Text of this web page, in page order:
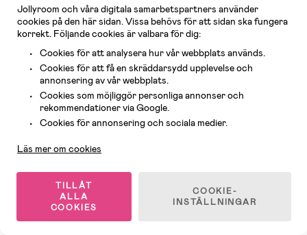
(17)
Beckmann Urban Midi Ryggsäck
26L, Beige
749 kr
Rek pris: 899 kr
att det inte finns en
sidfickor utanpå för t ex
vattenflaska. Bara en inne i
ryggsäcken. Vi är
supernöjda med ryggsäcken!
(91)
Beckmann Ryggsäck 12L, Jungle
Game
329 kr
Rek pris: 399 kr
-55%
Jollyroom och våra digitala samarbetspartners använder
cookies på den här sidan. Vissa behövs för att sidan ska fungera
korrekt. Följande cookies är valbara för dig:
Cookies för att analysera hur vår webbplats används.
Cookies för att få en skräddarsydd upplevelse och
annonsering av vår webbplats.
Cookies som möjliggör personliga annonser och
rekommendationer via Google.
Cookies för annonsering och sociala medier.
Läs mer om cookies
TILLÅT
ALLA
COOKIES
COOKIE-
INSTÄLLNINGAR